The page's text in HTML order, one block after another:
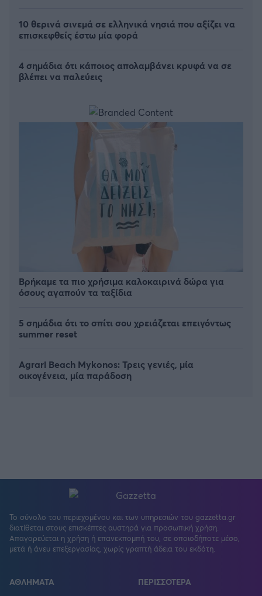
FOLLOW US
10 θερινά σινεμά σε ελληνικά νησιά που αξίζει να
επισκεφθείς έστω μία φορά
4 σημάδια ότι κάποιος απολαμβάνει κρυφά να σε
βλέπει να παλεύεις
Βρήκαμε τα πιο χρήσιμα καλοκαιρινά δώρα για
όσους αγαπούν τα ταξίδια
5 σημάδια ότι το σπίτι σου χρειάζεται επειγόντως
summer reset
Agrari Beach Mykonos: Τρεις γενιές, μία
οικογένεια, μία παράδοση
Το σύνολο του περιεχομένου και των υπηρεσιών του gazzetta.gr
διατίθεται στους επισκέπτες αυστηρά για προσωπική χρήση.
Απαγορεύεται η χρήση ή επανεκπομπή του, σε οποιοδήποτε μέσο,
μετά ή άνευ επεξεργασίας, χωρίς γραπτή άδεια του εκδότη.
ΑΘΛΗΜΑΤΑ ΠΕΡΙΣΣΟΤΕΡΑ